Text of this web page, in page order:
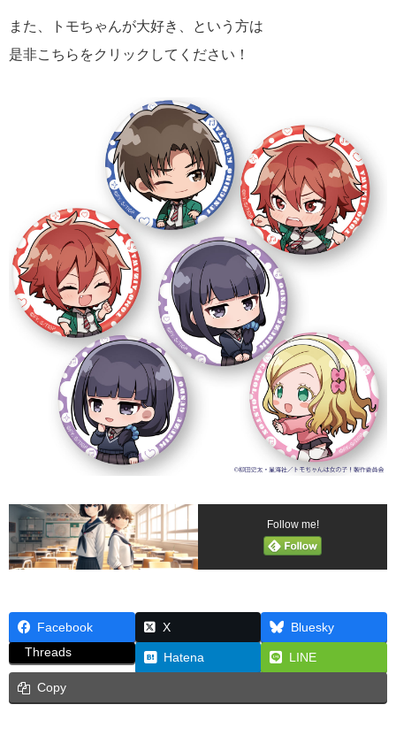
また、トモちゃんが大好き、という方は
是非こちらをクリックしてください！
Follow me!
Facebook X
Bluesky
Threads
Hatena LINE
Copy